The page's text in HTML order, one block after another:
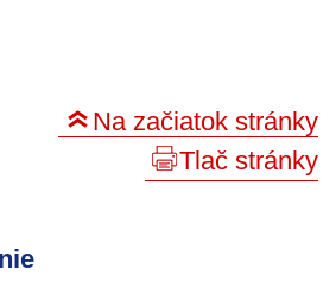
Na začiatok stránky
Tlač stránky